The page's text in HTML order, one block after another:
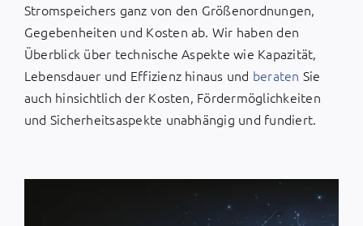
Stromspeichers ganz von den Größenordnungen,
Gegebenheiten und Kosten ab. Wir haben den
Überblick über technische Aspekte wie Kapazität,
Lebensdauer und Effizienz hinaus und beraten Sie
auch hinsichtlich der Kosten, Fördermöglichkeiten
und Sicherheitsaspekte unabhängig und fundiert.